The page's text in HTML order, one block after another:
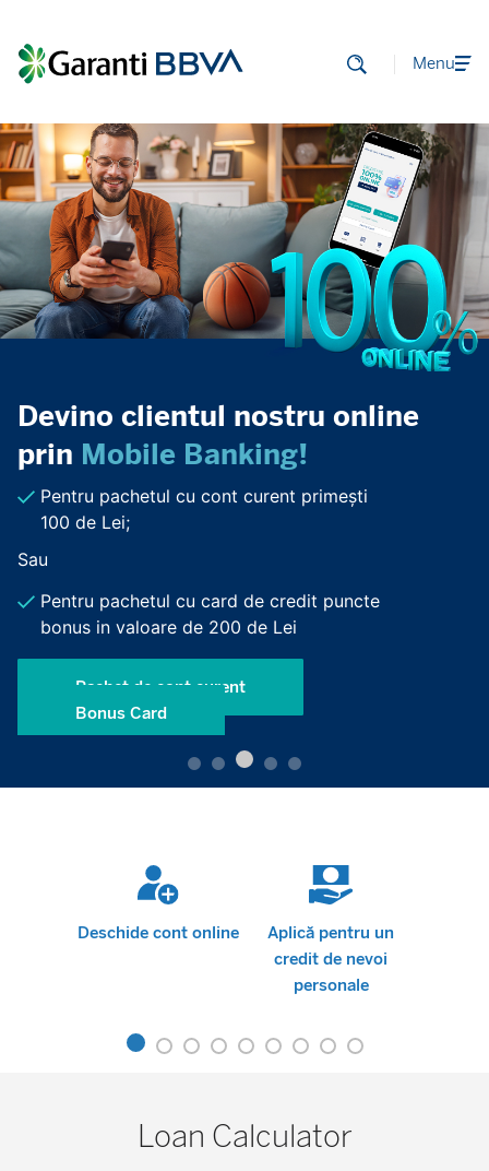
Menu
Devino clientul nostru online
prin Mobile Banking!
Pentru pachetul cu cont curent primești
100 de Lei;
Sau
Pentru pachetul cu card de credit puncte
bonus in valoare de 200 de Lei
Pachet de cont curent
Bonus Card
Deschide cont online
Aplică pentru un
credit de nevoi
personale
Loan Calculator